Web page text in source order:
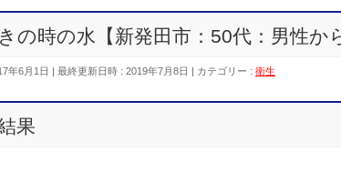
の時の水【新発田市：50代：男性か
年6月1日 最終更新日時 : 2019年7月8日 カテゴリー : 衛生
果